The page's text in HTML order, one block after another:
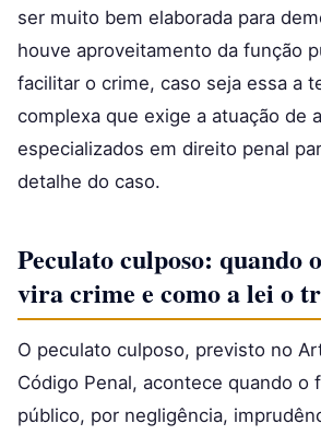
ser muito bem elaborada para
houve aproveitamento da função
facilitar o crime, caso seja essa a
complexa que exige a atuação de
especializados em direito penal
detalhe do caso.
Peculato culposo: quando
vira crime e como a lei o
O peculato culposo, previsto no
Código Penal, acontece quando o
público, por negligência,